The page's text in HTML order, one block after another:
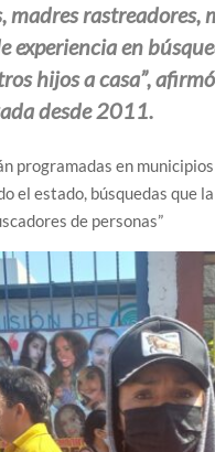
madres rastreadores,
experiencia en
hijos a casa”,
desde 2011.
programadas en
el estado, búsquedas que
de personas”